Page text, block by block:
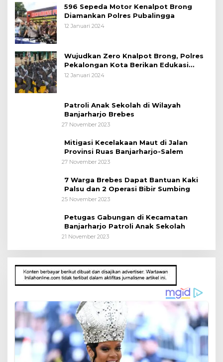
596 Sepeda Motor Kenalpot Brong
Diamankan Polres Pubalingga
12 Januari 2024
Wujudkan Zero Knalpot Brong, Polres
Pekalongan Kota Berikan Edukasi
Kepada Pelajar
12 Januari 2024
Patroli Anak Sekolah di Wilayah
Banjarharjo Brebes
27 November 2023
Mitigasi Kecelakaan Maut di Jalan
Provinsi Ruas Banjarharjo-Salem
27 November 2023
7 Warga Brebes Dapat Bantuan Kaki
Palsu dan 2 Operasi Bibir Sumbing
25 November 2023
Petugas Gabungan di Kecamatan
Banjarharjo Patroli Anak Sekolah
21 November 2023